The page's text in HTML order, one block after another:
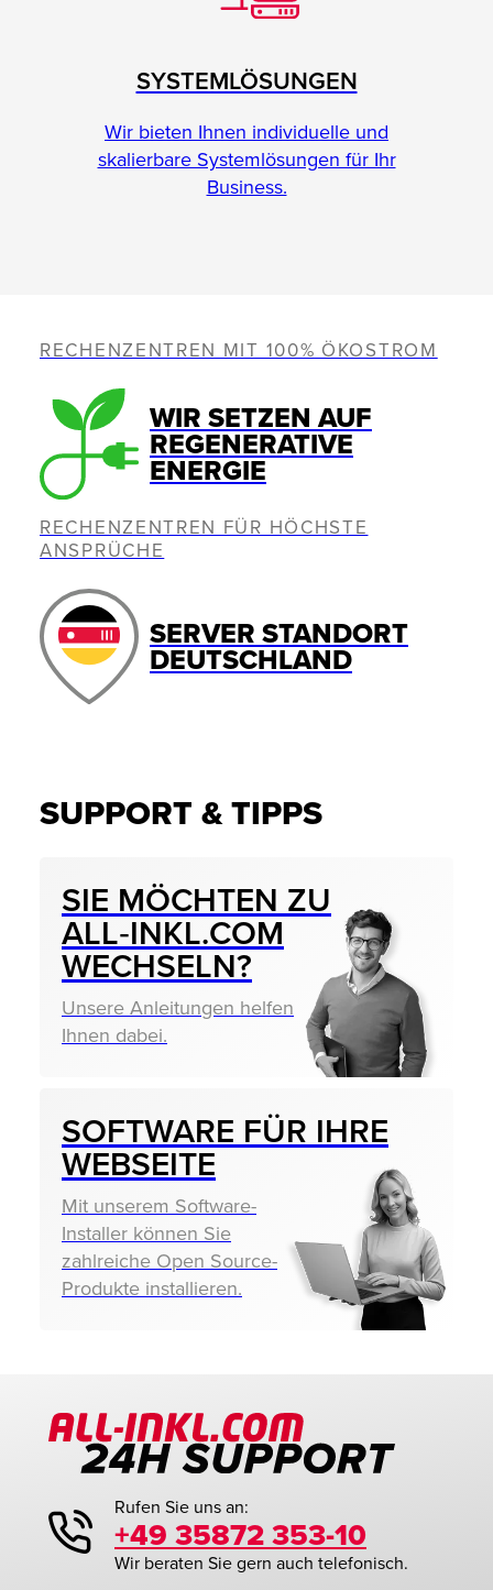
SYSTEMLÖSUNGEN
Wir bieten Ihnen individuelle und
skalierbare Systemlösungen für Ihr
Business.
RECHENZENTREN MIT 100% ÖKOSTROM
WIR SETZEN AUF
REGENERATIVE
ENERGIE
RECHENZENTREN FÜR HÖCHSTE
ANSPRÜCHE
SERVER STANDORT
DEUTSCHLAND
SUPPORT & TIPPS
SIE MÖCHTEN ZU
ALL‑INKL.COM
WECHSELN?
Unsere Anleitungen helfen
Ihnen dabei.
SOFTWARE FÜR IHRE
WEBSEITE
Mit unserem Software-
Installer können Sie
zahlreiche Open Source-
Produkte installieren.
Rufen Sie uns an:
+49 35872 353-10
Wir beraten Sie gern auch telefonisch.